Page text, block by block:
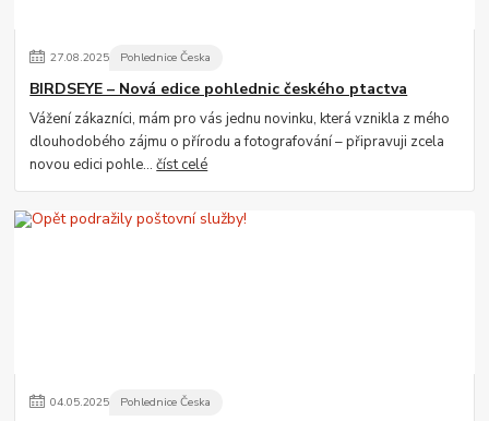
27.08.2025 Pohlednice Česka
BIRDSEYE – Nová edice pohlednic českého ptactva
Vážení zákazníci, mám pro vás jednu novinku, která vznikla z mého
dlouhodobého zájmu o přírodu a fotografování – připravuji zcela
novou edici pohle...číst celé
04.05.2025 Pohlednice Česka